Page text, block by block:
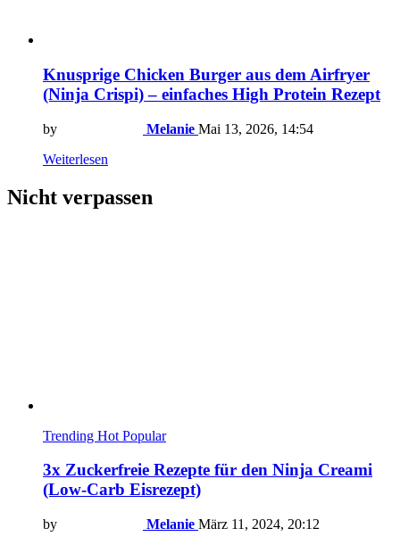
Knusprige Chicken Burger aus dem Airfryer
(Ninja Crispi) – einfaches High Protein Rezept
by Melanie Mai 13, 2026, 14:54
Weiterlesen
Nicht verpassen
Trending Hot Popular
3x Zuckerfreie Rezepte für den Ninja Creami
(Low-Carb Eisrezept)
by Melanie März 11, 2024, 20:12